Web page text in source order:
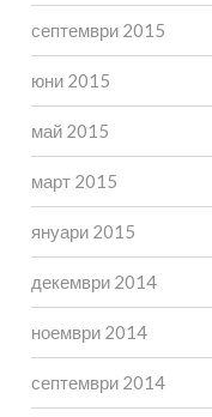
септември 2015
юни 2015
май 2015
март 2015
януари 2015
декември 2014
ноември 2014
септември 2014